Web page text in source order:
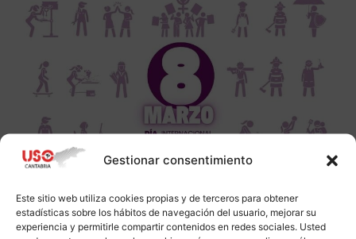
Gestionar consentimiento
Este sitio web utiliza cookies propias y de terceros para obtener
estadísticas sobre los hábitos de navegación del usuario, mejorar su
experiencia y permitirle compartir contenidos en redes sociales. Usted